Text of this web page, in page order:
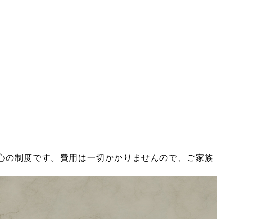
制度です。費用は一切かかりませんので、ご家族